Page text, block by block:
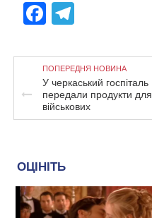
Facebook
ПОПЕРЕДНЯ НОВИНА
У черкаський госпіталь
передали продукти для
військових